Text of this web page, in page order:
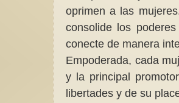
oprimen a las
consolide los
conecte de manera
Empoderada, cada
y la principal
libertades y de su